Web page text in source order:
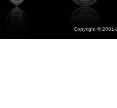
Copyright ©